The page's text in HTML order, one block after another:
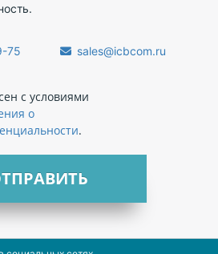
75 sales@icbcom.ru
с условиями
о
.